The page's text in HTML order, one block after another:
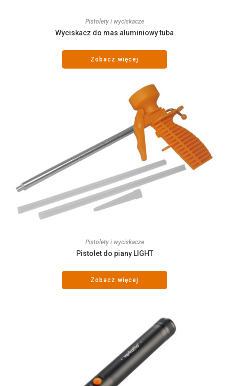
Pistolety i wyciskacze
Wyciskacz do mas aluminiowy tuba
Zobacz więcej
Pistolety i wyciskacze
Pistolet do piany LIGHT
Zobacz więcej